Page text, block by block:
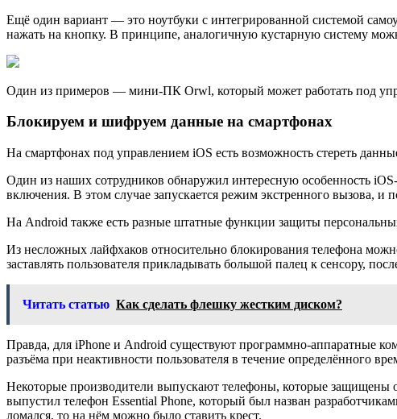
Ещё один вариант — это ноутбуки с интегрированной системой
нажать на кнопку. В принципе, аналогичную кустарную систему
Один из примеров — мини-ПК Orwl, который может работать под
Блокируем и шифруем данные на смартфонах
На смартфонах под управлением iOS есть возможность стереть
Один из наших сотрудников обнаружил интересную особенность
включения. В этом случае запускается режим экстренного вызова,
На Android также есть разные штатные функции защиты
Из несложных лайфхаков относительно блокирования телефона
заставлять пользователя прикладывать большой палец к сенсору,
Читать статью Как сделать флешку жестким диском?
Правда, для iPhone и Android существуют программно-аппаратные
разъёма при неактивности пользователя в течение определённого
Некоторые производители выпускают телефоны, которые защищены
выпустил телефон Essential Phone, который был назван
ломался, то на нём можно было ставить крест.